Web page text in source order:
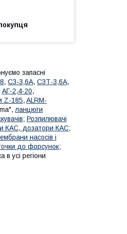
запасні
, СЗ-3,6А, СЗТ-3,6А,
АГ-2,4-20,
Z-185, ALRM-
ланцюги
; Розпилювачі
КАС, дозатори КАС;
насосів і
до форсунок;
в усі регіони